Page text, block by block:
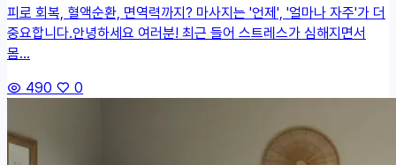
피로 회복, 혈액순환, 면역력까지? 마사지는 '언제', '얼마나 자주'가 더
중요합니다.안녕하세요 여러분! 최근 들어 스트레스가 심해지면서
몸...
490
0